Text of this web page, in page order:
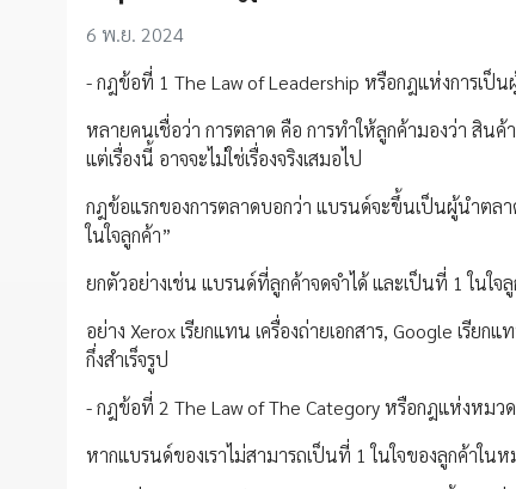
6 พ.ย. 2024
- กฎข้อที่ 1 The Law of Leadership หรือกฎแห่งการเป็น
หลายคนเชื่อว่า การตลาด คือ การทำให้ลูกค้ามองว่า สินค้
แต่เรื่องนี้ อาจจะไม่ใช่เรื่องจริงเสมอไป
กฎข้อแรกของการตลาดบอกว่า แบรนด์จะขึ้นเป็นผู้นำต
ในใจลูกค้า”
ยกตัวอย่างเช่น แบรนด์ที่ลูกค้าจดจำได้ และเป็นที่ 1 ในใ
อย่าง Xerox เรียกแทน เครื่องถ่ายเอกสาร, Google เรี
กึ่งสำเร็จรูป
- กฎข้อที่ 2 The Law of The Category หรือกฎแห่งหมว
หากแบรนด์ของเราไม่สามารถเป็นที่ 1 ในใจของลูกค้าใ